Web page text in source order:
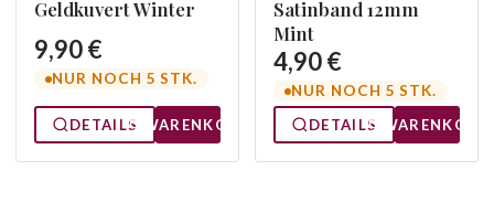
Geldkuvert Winter
9,90 €
NUR NOCH 5 STK.
DETAILS WARENKORB
Satinband 12mm
Mint
4,90 €
NUR NOCH 5 STK.
DETAILS
WARENKORB